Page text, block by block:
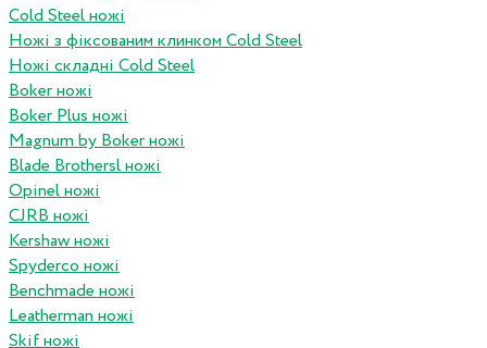
Cold Steel ножі
Ножі з фіксованим клинком Cold Steel
Ножі складні Cold Steel
Boker ножі
Boker Plus ножі
Magnum by Boker ножі
Blade Brothersl ножі
Opinel ножі
CJRB ножі
Kershaw ножі
Spyderco ножі
Benchmade ножі
Leatherman ножі
Skif ножі